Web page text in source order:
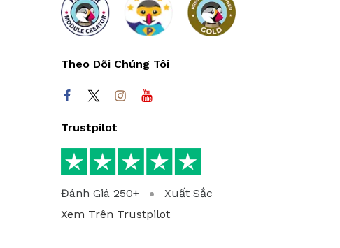
Theo Dõi Chúng Tôi
Trustpilot
Đánh Giá 250+
Xuất Sắc
Xem Trên Trustpilot